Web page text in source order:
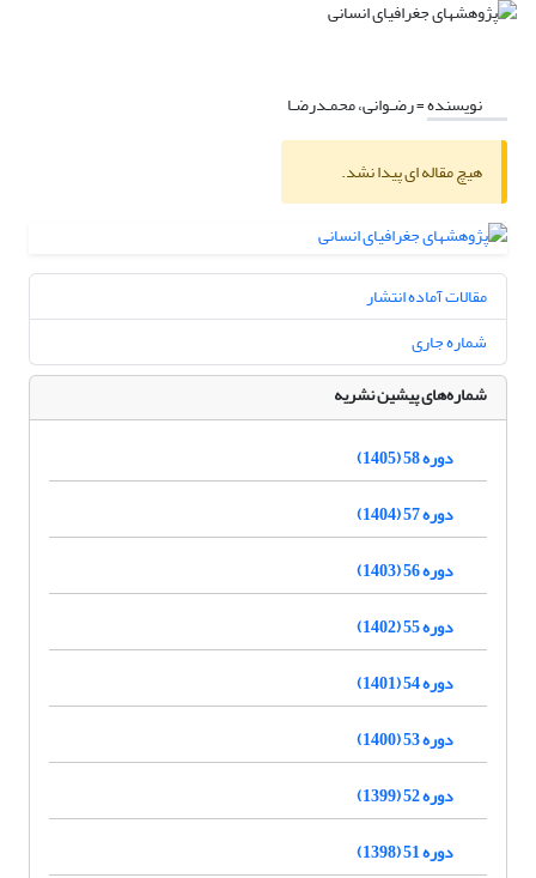
نویسنده =رضـوانی، محمـدرضـا
هیچ مقاله ای پیدا نشد.
مقالات آماده انتشار
شماره جاری
شماره‌های پیشین نشریه
دوره 58 (1405)
دوره 57 (1404)
دوره 56 (1403)
دوره 55 (1402)
دوره 54 (1401)
دوره 53 (1400)
دوره 52 (1399)
دوره 51 (1398)